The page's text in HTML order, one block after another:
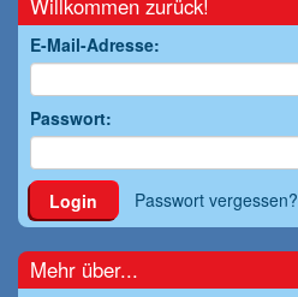
Willkommen zurück!
E-Mail-Adresse:
Passwort:
Login Passwort vergessen?
Mehr über...